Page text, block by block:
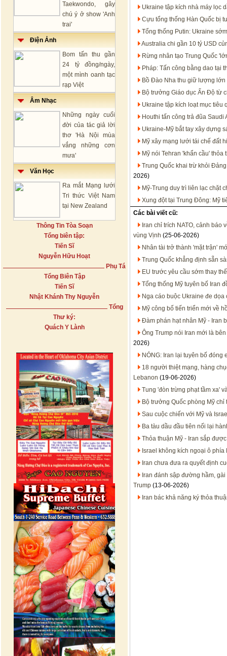
Taekwondo, gây
chú ý ở show 'Anh
trai'
Điện Ảnh
Bom tấn thu gần
24 tỷ đồng/ngày,
một mình oanh tạc
rạp Việt
Âm Nhạc
Những ngày cuối
đời của tác giả lời
thơ 'Hà Nội mùa
vắng những cơn
mưa'
Văn Học
Ra mắt Mạng lưới
Tri thức Việt Nam
tại New Zealand
Thông Tin Tòa Soạn
Tổng biên tập:
Tiến Sĩ
Nguyễn Hữu Hoạt
Phụ Tá
Tổng Biên Tập
Tiến Sĩ
Nhật Khánh Thy Nguyễn
Tổng
Thư ký:
Quách Y Lành
Ukraine tập kích nhà máy lọc
Cựu tổng thống Hàn Quốc bị
Tổng thống Putin: Ukraine
Australia chi gần 10 tỷ USD
Rừng nhân tạo Trung Quốc
Pháp: Tấn công bằng dao tại
Bồ Đào Nha thu giữ lượng
Bộ trưởng Giáo dục Ấn Độ từ
Ukraine tập kích loạt mục tiêu
Houthi tấn công trả đũa
Ukraine-Mỹ bắt tay xây dựng
Mỹ xây mạng lưới tái chế đất
Mỹ nói Tehran 'khẩn cầu'
Trung Quốc khai trừ khỏi
2026)
Mỹ-Trung duy trì liên lạc chặt
Xung đột tại Trung Đông: Mỹ
Các bài viết cũ:
Iran chỉ trích NATO, cảnh
vùng Vịnh (25-06-2026)
Nhân tài trở thành 'mặt trận'
Trung Quốc khẳng định sẵn
EU trước yêu cầu sớm thay
Tổng thống Mỹ tuyên bố Iran
Nga cáo buộc Ukraine đe
Mỹ công bố tiến triển mới về
Đàm phán hạt nhân Mỹ - Iran
Ông Trump nói Iran mới là
2026)
NÓNG: Iran lại tuyên bố đóng
18 người thiệt mạng, hàng
Lebanon (19-06-2026)
Tung 'đòn trừng phạt tầm xa'
Bộ trưởng Quốc phòng Mỹ
Sau cuộc chiến với Mỹ và
Ba tàu dầu đầu tiên nối lại
Thỏa thuận Mỹ - Iran sắp
Israel không kích ngoại ô
Iran chưa đưa ra quyết định
Iran đánh sập đường hầm,
Trump (13-06-2026)
Iran bác khả năng ký thỏa